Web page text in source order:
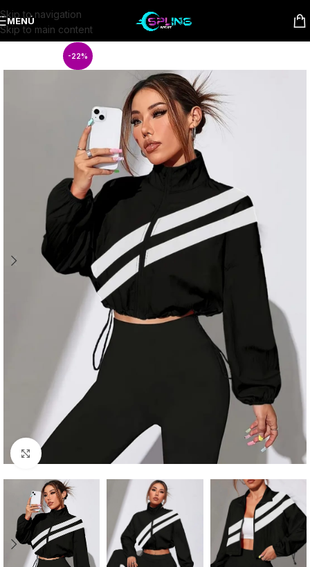
Skip to navigation
Skip to main content
MENÚ
-22%
Click para agrandar